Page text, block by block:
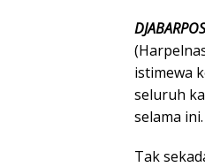
istimewa
seluruh
selama ini.
Tak